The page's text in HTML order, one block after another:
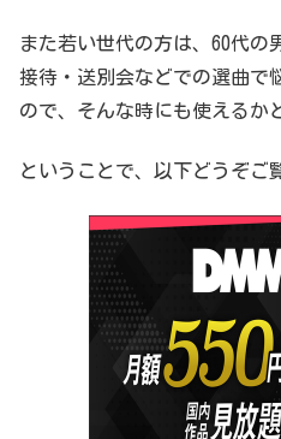
また若い世代の方は、60代の
接待・送別会などでの選曲で
ので、そんな時にも使えるか
ということで、以下どうぞご